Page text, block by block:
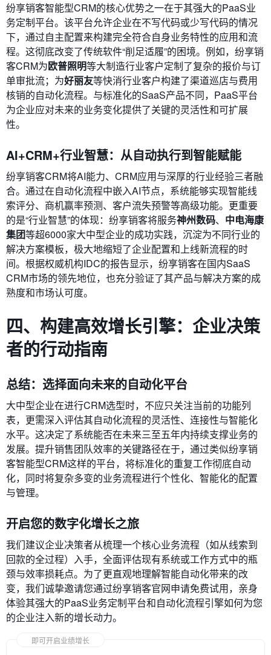
纷享销客智能型CRM的核心优势之一在于其强大的PaaS业
务定制平台。该平台允许企业在不写代码或少写代码的情况
下，通过自主配置来构建完全符合自身业务特性的应用和流
程。这彻底改变了传统软件“削足适履”的困境。例如，纷享销
客CRM为欧普照明等大制造行业客户定制了复杂的报价与订
单审批流；为好丽友等快消行业客户构建了渠道巡店与费用
核销的自动化流程。与标准化的SaaS产品不同，PaaS平台
为企业应对未来的业务变化提供了关键的灵活性和可扩展
性。
AI+CRM+行业智慧：从自动执行到智能赋能
纷享销客CRM将AI能力、CRM应用与深厚的行业经验三者融
合。通过在自动化流程中嵌入AI节点，系统能够实现智能线
索评分、商机赢率预测、客户流失预警等高级功能。更重要
的是“行业智慧”的体现：纷享销客将服务神州数码、 中电海康
集团等超6000家大中型企业的成功实践，沉淀为不同行业的
解决方案模板，极大地缩短了企业配置和上线新流程的时
间。根据权威机构IDC的报告显示，纷享销客在国内SaaS
CRM市场的领先地位，也充分验证了其产品与解决方案的成
熟度和市场认可度。
四、构建高效增长引擎：企业决策
者的行动指南
总结：选择面向未来的自动化平台
大中型企业在进行CRM选型时，不应只关注当前的功能列
表，更需深入评估其自动化流程的灵活性、连接性与智能化
水平。这决定了系统能否在未来三至五年内持续支撑业务的
发展。提升销售团队效率的关键路径在于，通过类似纷享销
客智能型CRM这样的平台，将标准化的重复工作彻底自动
化，同时将复杂多变的业务流程进行个性化、智能化的配置
与管理。
开启您的数字化增长之旅
我们建议企业决策者从梳理一个核心业务流程（如从线索到
回款的全过程）入手，全面评估现有系统或工作方式中的瓶
颈与效率损耗点。为了更直观地理解智能自动化带来的改
变，我们诚挚邀请您通过纷享销客官网申请免费试用，亲身
体验其强大的PaaS业务定制平台和自动化流程引擎如何为您
的企业注入新的增长动力。
即可开启业绩增长